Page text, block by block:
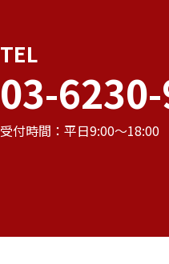
TEL
03-
受付時間：平日9:00～18:00